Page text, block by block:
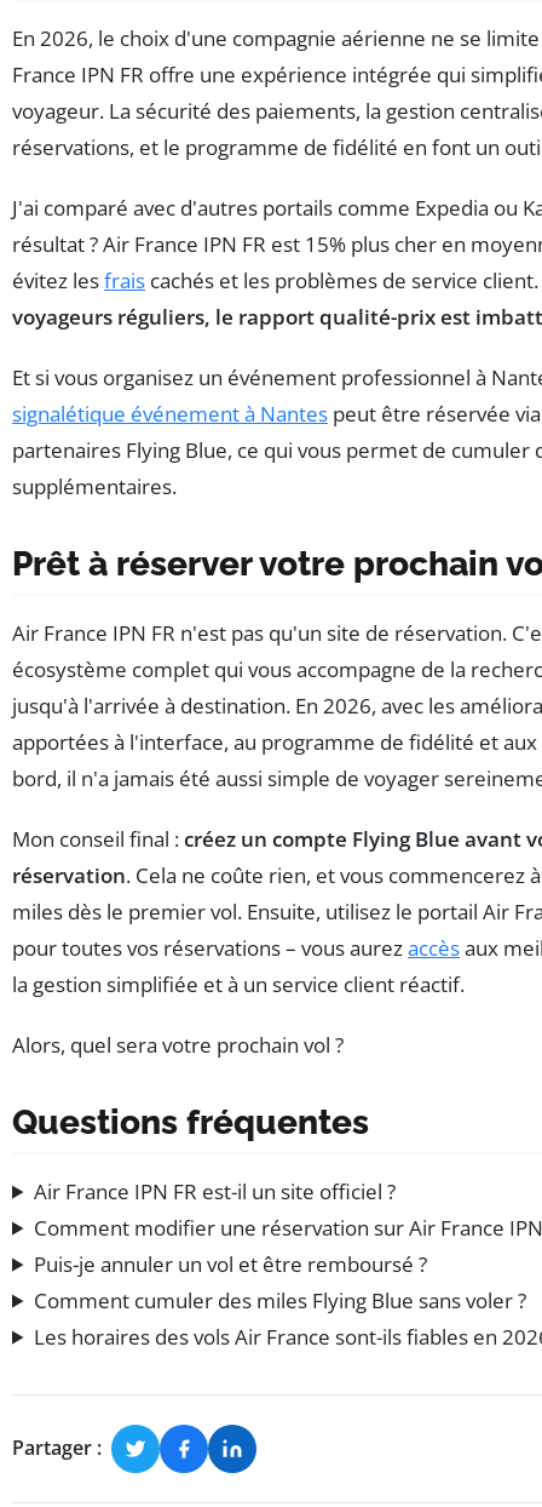
En 2026, le choix d'une compagnie aérienne ne se
France IPN FR offre une expérience intégrée qui
voyageur. La sécurité des paiements, la gestion
réservations, et le programme de fidélité en font un
J'ai comparé avec d'autres portails comme Expedia ou
résultat ? Air France IPN FR est 15% plus cher en
évitez lesfrais cachés et les problèmes de service client.
voyageurs réguliers, le rapport qualité-prix est
Et si vous organisez un événement professionnel à
signalétique événement à Nantes peut être réservée
partenaires Flying Blue, ce qui vous permet de cumuler
supplémentaires.
Prêt à réserver votre prochain
Air France IPN FR n'est pas qu'un site de réservation.
écosystème complet qui vous accompagne de la
jusqu'à l'arrivée à destination. En 2026, avec les
apportées à l'interface, au programme de fidélité et aux
bord, il n'a jamais été aussi simple de voyager
Mon conseil final :créez un compte Flying Blue avant
réservation. Cela ne coûte rien, et vous commencerez
miles dès le premier vol. Ensuite, utilisez le portail Air
pour toutes vos réservations – vous aurezaccèsaux
la gestion simplifiée et à un service client réactif.
Alors, quel sera votre prochain vol ?
Questions fréquentes
Air France IPN FR est-il un site officiel ?
Comment modifier une réservation sur Air France IPN
Puis-je annuler un vol et être remboursé ?
Comment cumuler des miles Flying Blue sans voler ?
Les horaires des vols Air France sont-ils fiables en
Partager :